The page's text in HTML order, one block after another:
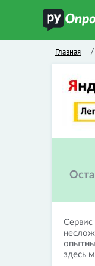
Главная /
здесь